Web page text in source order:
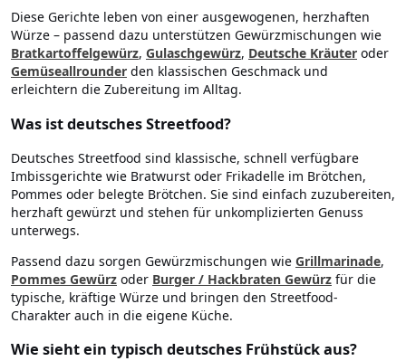
Diese Gerichte leben von einer ausgewogenen, herzhaften
Würze – passend dazu unterstützen Gewürzmischungen wie
Bratkartoffelgewürz, Gulaschgewürz, Deutsche Kräuter oder
Gemüseallrounder den klassischen Geschmack und
erleichtern die Zubereitung im Alltag.
Was ist deutsches Streetfood?
Deutsches Streetfood sind klassische, schnell verfügbare
Imbissgerichte wie Bratwurst oder Frikadelle im Brötchen,
Pommes oder belegte Brötchen. Sie sind einfach zuzubereiten,
herzhaft gewürzt und stehen für unkomplizierten Genuss
unterwegs.
Passend dazu sorgen Gewürzmischungen wie Grillmarinade,
Pommes Gewürz oder Burger / Hackbraten Gewürz für die
typische, kräftige Würze und bringen den Streetfood-
Charakter auch in die eigene Küche.
Wie sieht ein typisch deutsches Frühstück aus?